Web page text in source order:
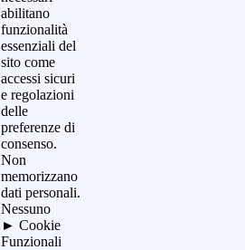
abilitano
funzionalità
essenziali del
sito come
accessi sicuri
e regolazioni
delle
preferenze di
consenso.
Non
memorizzano
dati personali.
Nessuno
► Cookie
Funzionali